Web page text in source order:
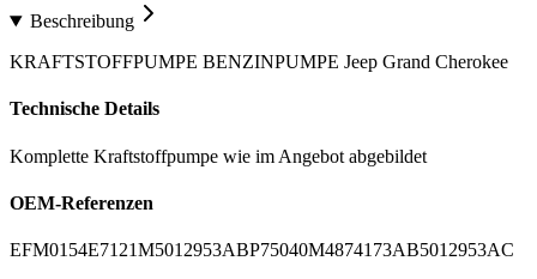
Beschreibung
KRAFTSTOFFPUMPE BENZINPUMPE Jeep Grand Cherokee
Technische Details
Komplette Kraftstoffpumpe wie im Angebot abgebildet
OEM-Referenzen
EFM0154E7121M5012953ABP75040M4874173AB5012953AC